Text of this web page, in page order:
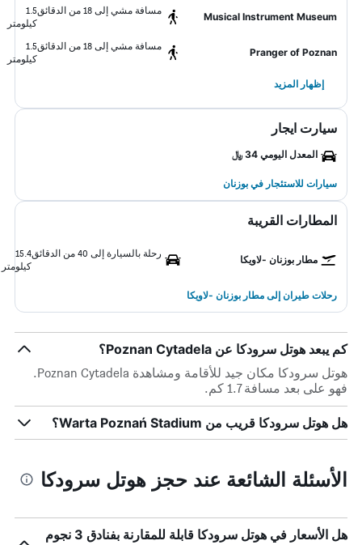
Musical Instrument Museum
مسافة مشي إلى 18 من الدقائق
1.5
كيلومتر
Pranger of Poznan
مسافة مشي إلى 18 من الدقائق
1.5
كيلومتر
إظهار المزيد
سيارت ايجار
المعدل اليومي 34 ﷼
سيارات للاستئجار في بوزنان
المطارات القريبة
مطار بوزنان -لاويكا
رحلة بالسيارة إلى 40 من الدقائق
15.4
كيلومتر
رحلات طيران إلى مطار بوزنان -لاويكا
كم يبعد هوتل سرودكا عن Poznan Cytadela؟
هوتل سرودكا مكان جيد للأقامة ومشاهدة Poznan Cytadela.
فهو على بعد مسافة 1.7 كم.
هل هوتل سرودكا قريب من Warta Poznań Stadium؟
الأسئلة الشائعة عند حجز هوتل سرودكا
هل الأسعار في هوتل سرودكا قابلة للمقارنة بفنادق 3 نجوم